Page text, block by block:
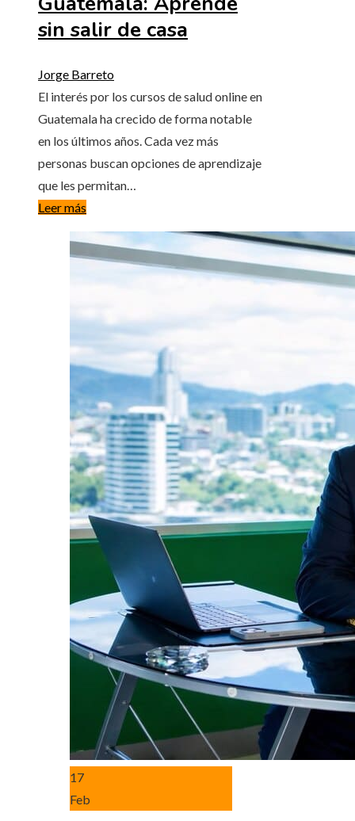
sin salir de casa
Jorge Barreto
El interés por los cursos de salud online en
Guatemala ha crecido de forma notable
en los últimos años. Cada vez más
personas buscan opciones de aprendizaje
que les permitan…
Leer más
17
Feb